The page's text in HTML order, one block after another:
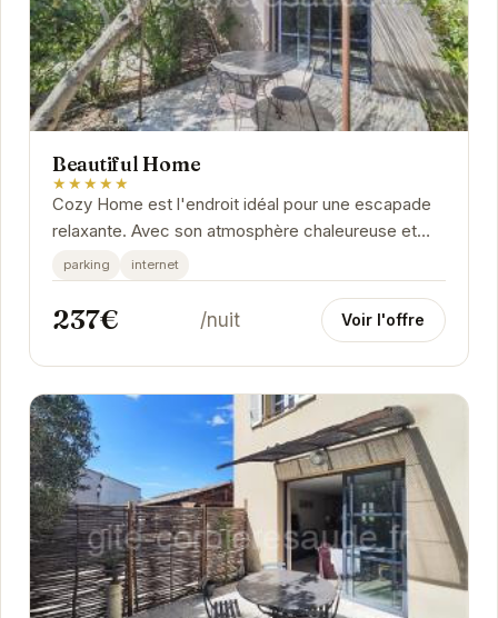
Beautiful Home
★★★★★
Cozy Home est l'endroit idéal pour une escapade
relaxante. Avec son atmosphère chaleureuse et
ses équipements modernes, vous vous sentirez
comme...
parking internet
237€ /nuit Voir l'offre